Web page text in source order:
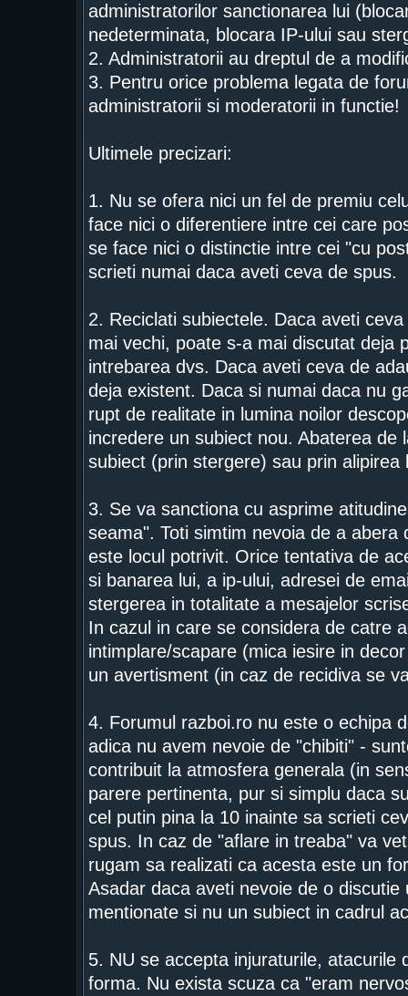
administratorilor sanctionarea lui
nedeterminata, blocara IP-ului sau
2. Administratorii au dreptul de a
3. Pentru orice problema legata de
administratorii si moderatorii in functie!
Ultimele precizari:
1. Nu se ofera nici un fel de premiu
face nici o diferentiere intre cei care
se face nici o distinctie intre cei "cu
scrieti numai daca aveti ceva de spus.
2. Reciclati subiectele. Daca aveti
mai vechi, poate s-a mai discutat deja
intrebarea dvs. Daca aveti ceva de
deja existent. Daca si numai daca nu
rupt de realitate in lumina noilor
incredere un subiect nou. Abaterea de
subiect (prin stergere) sau prin
3. Se va sanctiona cu asprime
seama". Toti simtim nevoia de a
este locul potrivit. Orice tentativa de
si banarea lui, a ip-ului, adresei de
stergerea in totalitate a mesajelor
In cazul in care se considera de catre
intimplare/scapare (mica iesire in
un avertisment (in caz de recidiva se
4. Forumul razboi.ro nu este o echipa
adica nu avem nevoie de "chibiti" -
contribuit la atmosfera generala (in
parere pertinenta, pur si simplu daca
cel putin pina la 10 inainte sa scrieti
spus. In caz de "aflare in treaba" va
rugam sa realizati ca acesta este un
Asadar daca aveti nevoie de o
mentionate si nu un subiect in cadrul
5. NU se accepta injuraturile,
forma. Nu exista scuza ca "eram